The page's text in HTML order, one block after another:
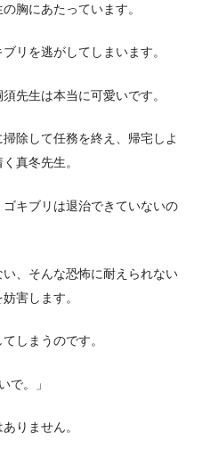
胸にあたっています。
リを逃がしてしまいます。
先生は本当に可愛いです。
除して任務を終え、帰宅しよ
真冬先生。
キブリは退治できていないの
、そんな恐怖に耐えられない
害します。
しまうのです。
で。」
りません。